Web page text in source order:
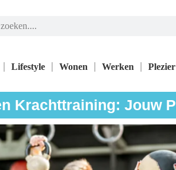
Lifestyle Wonen Werken Plezier
Krachttraining: Jouw